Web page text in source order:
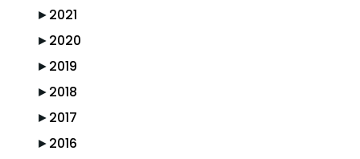
►2021
►2020
►2019
►2018
►2017
►2016